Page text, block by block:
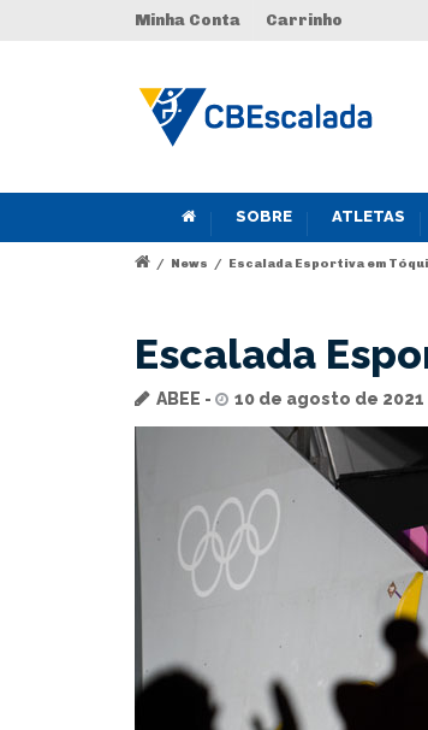
Minha Conta Carrinho
SOBRE ATLETAS
/ News / Escalada Esportiva em
Escalada
ABEE 10 de agosto de 2021